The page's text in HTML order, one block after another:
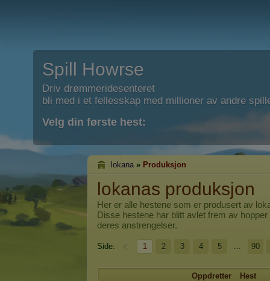
Spill Howrse
Driv drømmeridesenteret
bli med i et fellesskap med millioner av andre
Velg din første hest:
lokana » Produksjon
lokanas produksjon
Her er alle hestene som er produsert av
Disse hestene har blitt avlet frem av
deres anstrengelser.
Side: 1 2 3 4 5 ... 90
Oppdretter Hest